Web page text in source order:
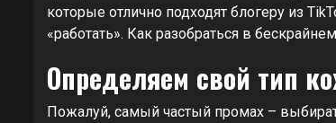
которые отлично подходят блогеру из
«работать». Как разобраться в
Определяем свой тип
Пожалуй, самый частый промах –